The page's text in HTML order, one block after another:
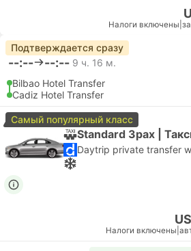
Налоги включены
Подтверждается сразу
--:-- --:-- 9 ч. 16 м.
Bilbao Hotel Transfer
Cadiz Hotel Transfer
Самый популярный класс
Standard 3pax |
Налоги включены